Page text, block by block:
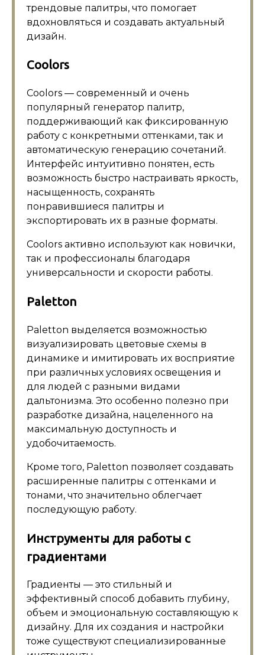
трендовые палитры, что помогает
вдохновляться и создавать актуальный
дизайн.
Coolors
Coolors — современный и очень
популярный генератор палитр,
поддерживающий как фиксированную
работу с конкретными оттенками, так и
автоматическую генерацию сочетаний.
Интерфейс интуитивно понятен, есть
возможность быстро настраивать яркость,
насыщенность, сохранять
понравившиеся палитры и
экспортировать их в разные форматы.
Coolors активно используют как новички,
так и профессионалы благодаря
универсальности и скорости работы.
Paletton
Paletton выделяется возможностью
визуализировать цветовые схемы в
динамике и имитировать их восприятие
при различных условиях освещения и
для людей с разными видами
дальтонизма. Это особенно полезно при
разработке дизайна, нацеленного на
максимальную доступность и
удобочитаемость.
Кроме того, Paletton позволяет создавать
расширенные палитры с оттенками и
тонами, что значительно облегчает
последующую работу.
Инструменты для работы с
градиентами
Градиенты — это стильный и
эффективный способ добавить глубину,
объем и эмоциональную составляющую к
дизайну. Для их создания и настройки
тоже существуют специализированные